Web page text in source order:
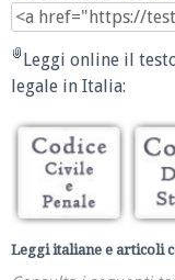
Leggi online il
legale in Italia:
Leggi italiane e articoli